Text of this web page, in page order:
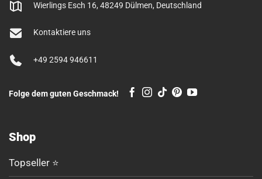
Wierlings Esch 16, 48249 Dülmen, Deutschland
Kontaktiere uns
+49 2594 946611
Folge dem guten Geschmack!
Shop
Topseller ⭐